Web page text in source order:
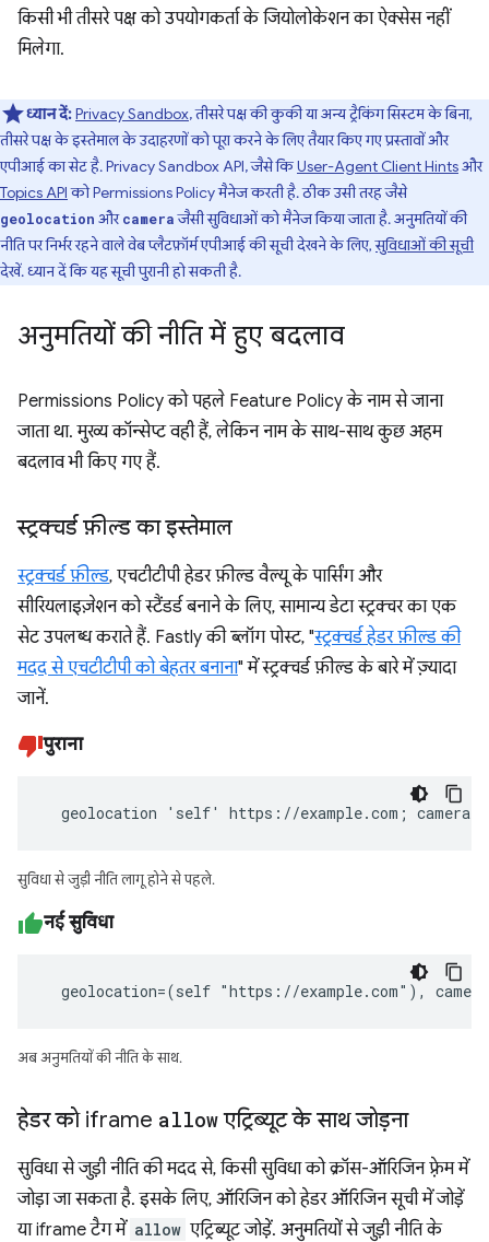
किसी भी तीसरे पक्ष को उपयोगकर्ता के जियोलोकेशन का ऐक्सेस नहीं
मिलेगा.
ध्यान दें:Privacy Sandbox, तीसरे पक्ष की कुकी या अन्य ट्रैकिंग सिस्टम के बिना,
तीसरे पक्ष के इस्तेमाल के उदाहरणों को पूरा करने के लिए तैयार किए गए प्रस्तावों और
एपीआई का सेट है. Privacy Sandbox API, जैसे किUser-Agent Client Hintsऔर
Topics APIको Permissions Policy मैनेज करती है. ठीक उसी तरह जैसे
geolocation औरcameraजैसी सुविधाओं को मैनेज किया जाता है. अनुमतियों की
नीति पर निर्भर रहने वाले वेब प्लैटफ़ॉर्म एपीआई की सूची देखने के लिए,सुविधाओं की सूची
देखें. ध्यान दें कि यह सूची पुरानी हो सकती है.
अनुमतियों की नीति में हुए बदलाव
Permissions Policy को पहले Feature Policy के नाम से जाना
जाता था. मुख्य कॉन्सेप्ट वही हैं, लेकिन नाम के साथ-साथ कुछ अहम
बदलाव भी किए गए हैं.
स्ट्रक्चर्ड फ़ील्ड का इस्तेमाल
स्ट्रक्चर्ड फ़ील्ड, एचटीटीपी हेडर फ़ील्ड वैल्यू के पार्सिंग और
सीरियलाइज़ेशन को स्टैंडर्ड बनाने के लिए, सामान्य डेटा स्ट्रक्चर का एक
सेट उपलब्ध कराते हैं. Fastly की ब्लॉग पोस्ट, "स्ट्रक्चर्ड हेडर फ़ील्ड की
मदद से एचटीटीपी को बेहतर बनाना" में स्ट्रक्चर्ड फ़ील्ड के बारे में ज़्यादा
जानें.
पुराना
geolocation 'self' https://example.com; camera
सुविधा से जुड़ी नीति लागू होने से पहले.
नई सुविधा
geolocation=(self "https://example.com"),
अब अनुमतियों की नीति के साथ.
हेडर को iframe allowएट्रिब्यूट के साथ जोड़ना
सुविधा से जुड़ी नीति की मदद से, किसी सुविधा को क्रॉस-ऑरिजिन फ़्रेम में
जोड़ा जा सकता है. इसके लिए, ऑरिजिन को हेडर ऑरिजिन सूची में जोड़ें
या iframe टैग में allow एट्रिब्यूट जोड़ें. अनुमतियों से जुड़ी नीति के